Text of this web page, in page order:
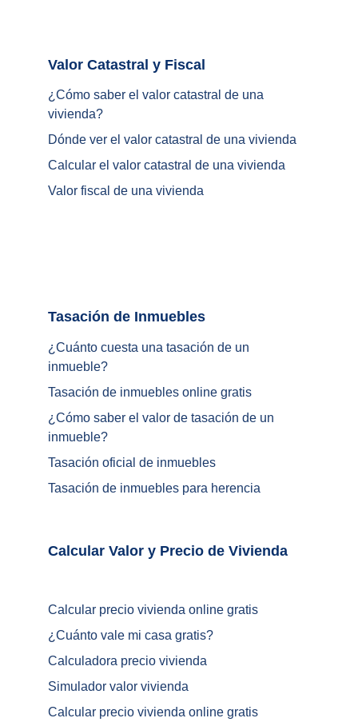
¿Cuánto cuesta una tasación de un
inmueble?
Tasación de inmuebles online gratis
¿ Cómo saber el valor de tasación de un
inmueble?
Tasación oficial de inmuebles
Tasación de inmuebles para herencia
¿ Cómo saber el valor catastral de una
vivienda?
Dónde ver el valor catastral de una vivienda
Calcular el valor catastral de una vivienda
Valor fiscal de una vivienda
Calcular precio vivienda online gratis
¿ Cuánto vale mi casa gratis?
Calculadora precio vivienda
Simulador valor vivienda
Calcular precio vivienda online gratis